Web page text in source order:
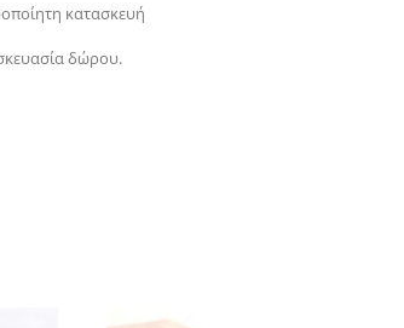
κατασκευή
δώρου.